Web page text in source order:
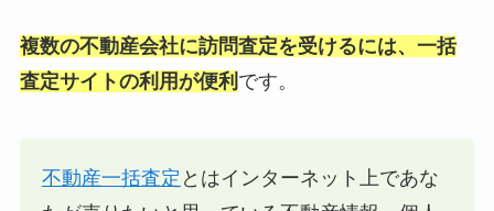
複数の不動産会社に訪問査定を受けるには、一括
査定サイトの利用が便利 です。
不動産一括査定 とはインターネット上であな